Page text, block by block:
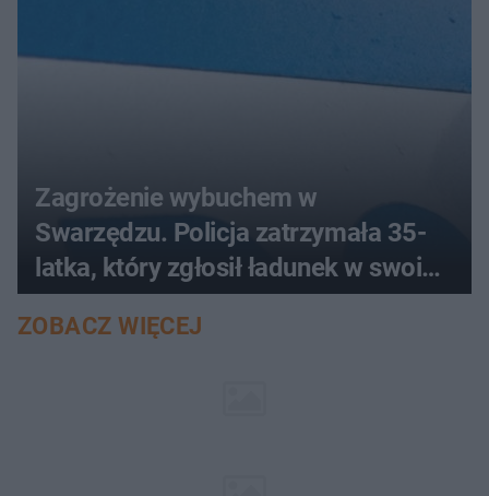
Zagrożenie wybuchem w
Swarzędzu. Policja zatrzymała 35-
latka, który zgłosił ładunek w swoim
aucie
ZOBACZ WIĘCEJ